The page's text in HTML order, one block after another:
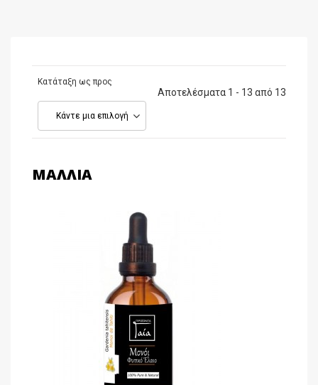
Κατάταξη ως προς
Κάντε μια επιλογή
Αποτελέσματα 1 - 13 από 13
ΜΑΛΛΙΆ